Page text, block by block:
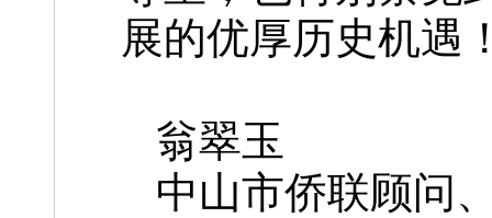
展的优厚历史机遇
翁翠玉
中山市侨联顾问